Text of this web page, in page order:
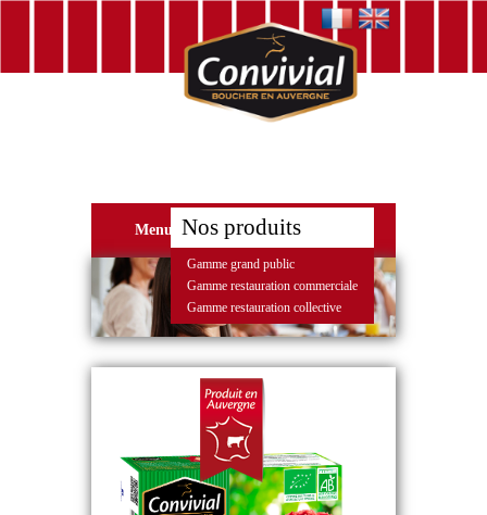
Menu Nos produits
Gamme grand public
Gamme restauration commerciale
Gamme restauration collective